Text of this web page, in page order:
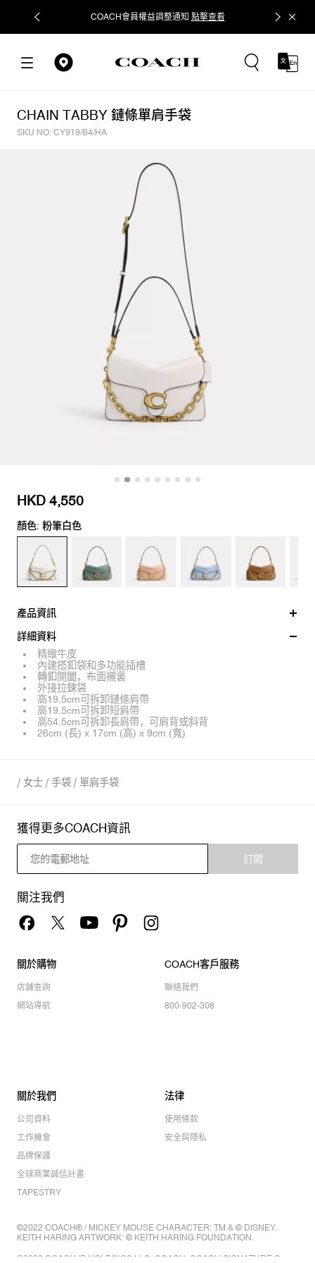
COACH會員權益調整通知 點擊查看 立即追蹤
CHAIN TABBY 鏈條單肩手袋
SKU NO: CY919/B4/HA
HKD 4,550
顏色: 粉筆白色
產品資訊
詳細資料
精緻牛皮
內建搭釦袋和多功能插槽
轉釦開闔，布面襯裏
外接拉鍊袋
高19.5cm可拆卸鏈條肩帶
高19.5cm可拆卸短肩帶
高54.5cm可拆卸長肩帶，可肩背或斜背
26cm (長) x 17cm (高) x 9cm (寬)
/ 女士 / 手袋 / 單肩手袋
獲得更多COACH資訊
訂閱
關注我們
關於購物
店舖查詢
網站導航
COACH客戶服務
聯絡我們
800-902-308
關於我們
公司資料
工作機會
品牌保護
全球商業誠信計畫
TAPESTRY
法律
使用條款
安全與隱私
©2022 COACH® / MICKEY MOUSE CHARACTER: TM & © DISNEY.
KEITH HARING ARTWORK: © KEITH HARING FOUNDATION.
©2022 COACH IP HOLDINGS LLC. COACH, COACH SIGNATURE C